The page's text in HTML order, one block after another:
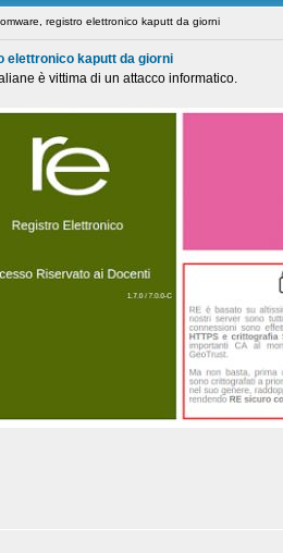
registro elettronico kaputt da giorni
elettronico kaputt da giorni
è vittima di un attacco informatico.